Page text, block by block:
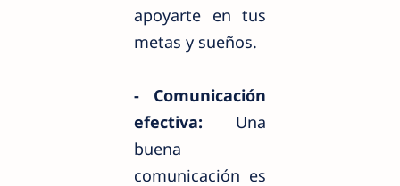
apoyarte en tus
metas y sueños.
- Comunicación
efectiva: Una
buena
comunicación es